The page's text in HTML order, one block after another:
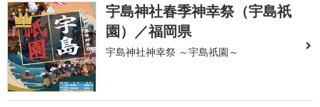
1
宇島神社春季神幸祭（宇島祇
園）／福岡県
宇島神社神幸祭 ～宇島祇園～